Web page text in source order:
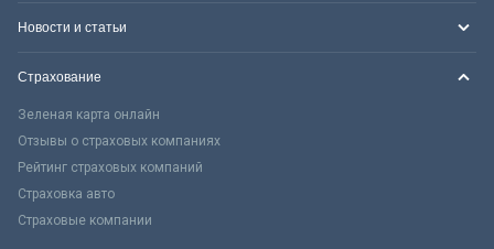
Новости и статьи
Страхование
Зеленая карта онлайн
Отзывы о страховых компаниях
Рейтинг страховых компаний
Страховка авто
Страховые компании